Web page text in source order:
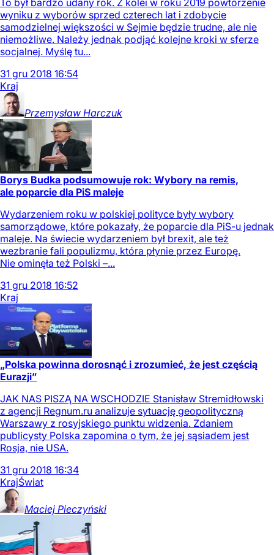
To był bardzo udany rok. Z kolei w roku 2019 powtórzenie
wyniku z wyborów sprzed czterech lat i zdobycie
samodzielnej większości w Sejmie będzie trudne, ale nie
niemożliwe. Należy jednak podjąć kolejne kroki w sferze
socjalnej. Myślę tu...
31 gru 2018 16:54
Kraj
Przemysław Harczuk
Borys Budka podsumowuje rok: Wybory na remis,
ale poparcie dla PiS maleje
Wydarzeniem roku w polskiej polityce były wybory
samorządowe, które pokazały, że poparcie dla PiS-u jednak
maleje. Na świecie wydarzeniem był brexit, ale też
wezbranie fali populizmu, która płynie przez Europę.
Nie ominęła też Polski –...
31 gru 2018 16:52
Kraj
„Polska powinna dorosnąć i zrozumieć, że jest częścią
Eurazji”
JAK NAS PISZĄ NA WSCHODZIE Stanisław Stremidłowski
z agencji Regnum.ru analizuje sytuację geopolityczną
Warszawy z rosyjskiego punktu widzenia. Zdaniem
publicysty Polska zapomina o tym, że jej sąsiadem jest
Rosja, nie USA.
31 gru 2018 16:34
KrajŚwiat
Maciej Pieczyński